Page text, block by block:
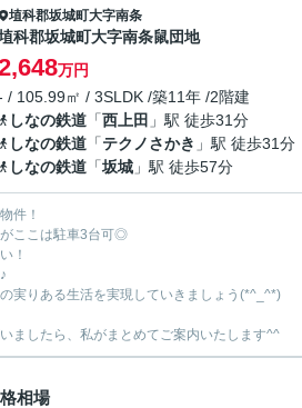
埴科郡坂城町大字南条
科郡坂城町大字南条鼠団地
万円
/ 105.99㎡ / 3SLDK /築11年 /2階建
しなの鉄道 「西上田 」駅 徒歩31分
しなの鉄道 「テクノさかき 」駅 徒歩31分
しなの鉄道 「坂城 」駅 徒歩57分
件！
ここは駐車3台可◎
！
実りある生活を実現していきましょう(*^_^*)
ましたら、私がまとめてご案内いたします^^
相場